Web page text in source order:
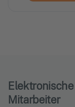
Mitarbeiter